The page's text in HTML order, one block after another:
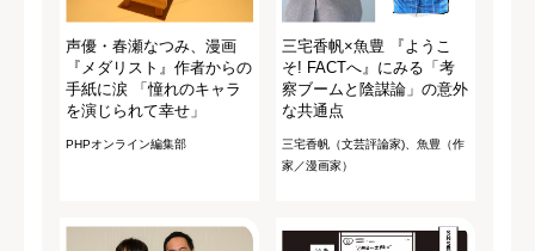
声優・春瀬なつみ、漫画
『メダリスト』作者からの
手紙に涙 「憧れのキャラ
を演じられて幸せ」
PHPオンライン編集部
三宅香帆×魚豊 『ようこ
そ! FACTへ』にみる「考
察ブームと陰謀論」の意外
な共通点
三宅香帆（文芸評論家)、魚豊（作
家／漫画家）